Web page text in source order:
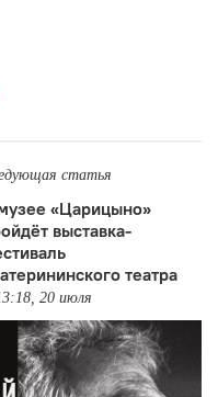
статья
«Царицыно»
выставка-
театра
20 июля